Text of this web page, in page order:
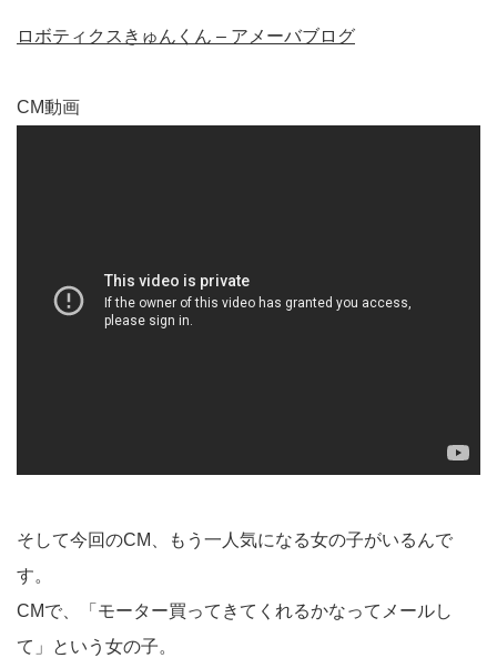
ロボティクスきゅんくん – アメーバブログ
CM動画
そして今回のCM、もう一人気になる女の子がいるんで
す。
CMで、「モーター買ってきてくれるかなってメールし
て」という女の子。